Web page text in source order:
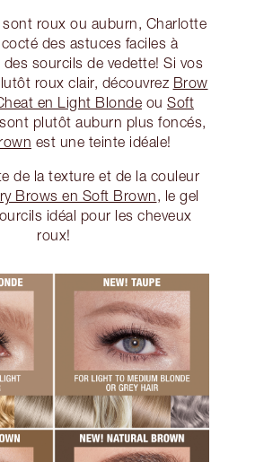
sont roux ou auburn, Charlotte
des astuces faciles à
sourcils de vedette! Si vos
roux clair, découvrez Brow
en Light Blonde ou Soft
plutôt auburn plus foncés,
est une teinte idéale!
de la texture et de la couleur
Brows en Soft Brown, le gel
idéal pour les cheveux
roux!